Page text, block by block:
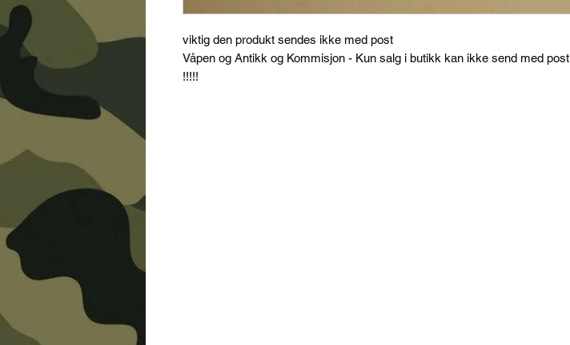
viktig den produkt sendes ikke med post
Våpen og Antikk og Kommisjon - Kun salg i butikk kan ikke send med post
!!!!!